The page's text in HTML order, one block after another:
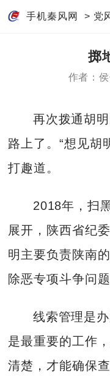
手机秦风网 > 党
掷
作者：
再次拨通胡
路上了。“想见胡
打趣道。
2018年，扫
展开，陕西省纪
明主要负责陕南
除恶专项斗争问
线索管理是
是最重要的工作
清楚，才能确保